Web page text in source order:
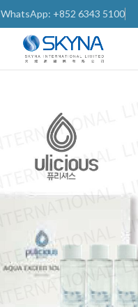
WhatsApp: +852 6343 5100